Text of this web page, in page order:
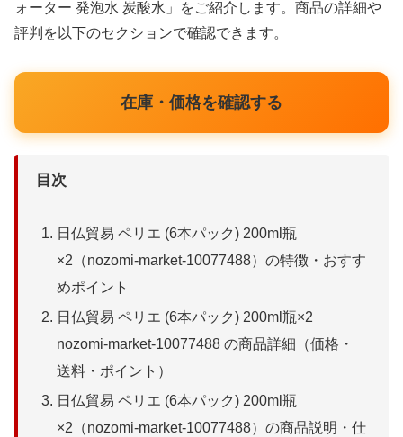
ォーター 発泡水 炭酸水」をご紹介します。商品の詳細や
評判を以下のセクションで確認できます。
在庫・価格を確認する
目次
日仏貿易 ペリエ (6本パック) 200ml瓶
×2（nozomi-market-10077488）の特徴・おすす
めポイント
日仏貿易 ペリエ (6本パック) 200ml瓶×2
nozomi-market-10077488 の商品詳細（価格・
送料・ポイント）
日仏貿易 ペリエ (6本パック) 200ml瓶
×2（nozomi-market-10077488）の商品説明・仕